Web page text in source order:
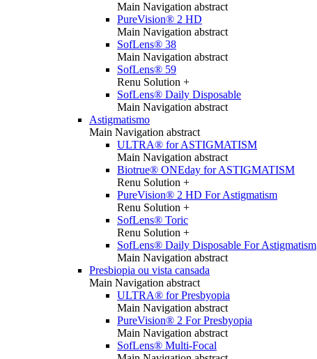
Main Navigation abstract
PureVision® 2 HD
Main Navigation abstract
SofLens® 38
Main Navigation abstract
SofLens® 59
Renu Solution +
SofLens® Daily Disposable
Main Navigation abstract
Astigmatismo
Main Navigation abstract
ULTRA® for ASTIGMATISM
Main Navigation abstract
Biotrue® ONEday for ASTIGMATISM
Renu Solution +
PureVision® 2 HD For Astigmatism
Renu Solution +
SofLens® Toric
Renu Solution +
SofLens® Daily Disposable For Astigmatism
Main Navigation abstract
Presbiopia ou vista cansada
Main Navigation abstract
ULTRA® for Presbyopia
Main Navigation abstract
PureVision® 2 For Presbyopia
Main Navigation abstract
SofLens® Multi-Focal